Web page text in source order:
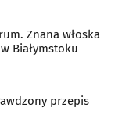
Znana włoska
Białymstoku
przepis